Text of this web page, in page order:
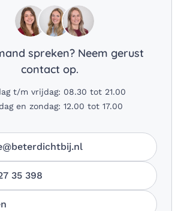
spreken? Neem gerust
contact op.
t/m vrijdag: 08.30 tot 21.00
en zondag: 12.00 tot 17.00
35 398